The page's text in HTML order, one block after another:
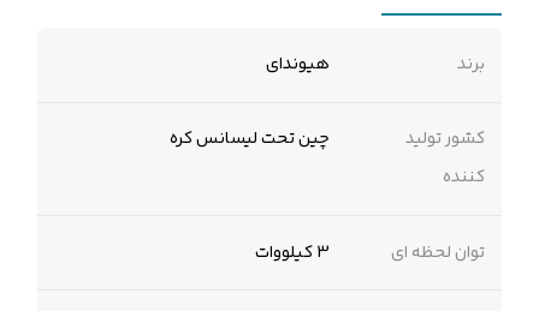
برند هیوندای
کشور تولید
کننده
چین تحت لیسانس کره
توان لحظه ای 3 کیلووات